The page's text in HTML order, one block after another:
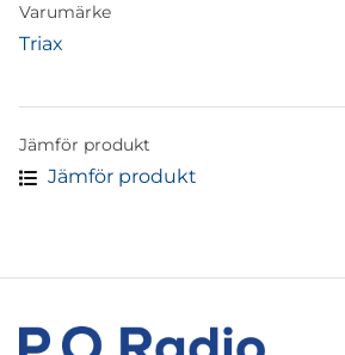
Varumärke
Triax
Jämför produkt
Jämför produkt